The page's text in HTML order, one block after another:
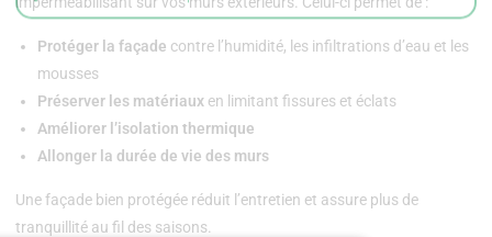
Protéger la façade contre l’humidité, les infiltrations d’eau et les
mousses
Préserver les matériaux en limitant fissures et éclats
Améliorer l’isolation thermique
Allonger la durée de vie des murs
Une façade bien protégée réduit l’entretien et assure plus de
tranquillité au fil des saisons.